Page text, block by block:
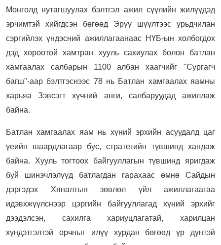
Монголд нутагшуулах бэлтгэл ажил сүүлийн жилүүдэд
эрчимтэй хийгдсэн бөгөөд Эрүү шүүлтээс урьдчилан
сэргийлэх үндэсний ажиллагаанаас НҮБ-ын холбогдох
дэд хороотой хамтран хууль сахиулах болон батлан
хамгаалах салбарын 1100 албан хаагчийг "Сургагч
багш"-аар бэлтгэснээс 78 нь Батлан хамгаалах яамны
харьяа Зэвсэгт хүчний анги, салбаруудад ажиллаж
байна.
Батлан хамгаалах яам нь хүний эрхийн асуудалд цаг
үеийн шаардлагаар бус, стратегийн түвшинд хандаж
байна. Хууль тогтоох байгууллагын түвшинд яригдаж
буй шинэчлэлүүд батлагдан гарахаас өмнө Сайдын
дэргэдэх Хяналтын зөвлөл үйл ажиллагаагаа
идэвхжүүлснээр цэргийн байгууллагад хүний эрхийг
дээдэлсэн, сахилга хариуцлагатай, харилцан
хүндэтгэлтэй орчныг илүү хурдан бөгөөд үр дүнтэй